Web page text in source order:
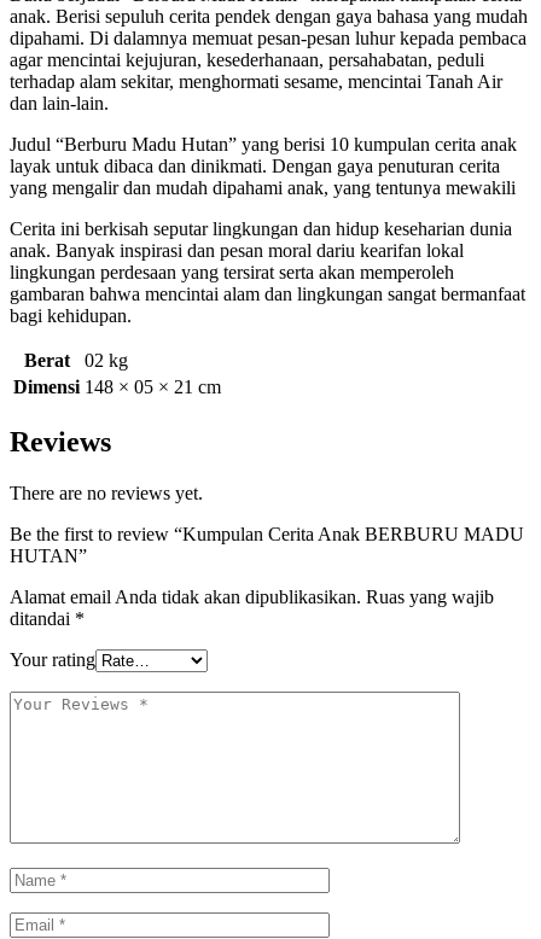
anak. Berisi sepuluh cerita pendek dengan gaya bahasa yang mudah
dipahami. Di dalamnya memuat pesan-pesan luhur kepada pembaca
agar mencintai kejujuran, kesederhanaan, persahabatan, peduli
terhadap alam sekitar, menghormati sesame, mencintai Tanah Air
dan lain-lain.
Judul “Berburu Madu Hutan” yang berisi 10 kumpulan cerita anak
layak untuk dibaca dan dinikmati. Dengan gaya penuturan cerita
yang mengalir dan mudah dipahami anak, yang tentunya mewakili
Cerita ini berkisah seputar lingkungan dan hidup keseharian dunia
anak. Banyak inspirasi dan pesan moral dariu kearifan lokal
lingkungan perdesaan yang tersirat serta akan memperoleh
gambaran bahwa mencintai alam dan lingkungan sangat bermanfaat
bagi kehidupan.
Berat
02 kg
Dimensi 148 × 05 × 21 cm
Reviews
There are no reviews yet.
Be the first to review “Kumpulan Cerita Anak BERBURU MADU
HUTAN”
Alamat email Anda tidak akan dipublikasikan. Ruas yang wajib
ditandai *
Your rating